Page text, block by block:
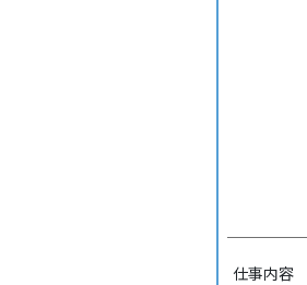
仕事内容